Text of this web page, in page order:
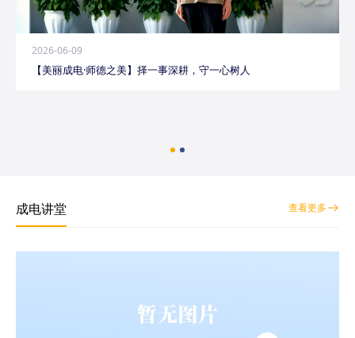
2026-06-09
【美丽成电·师德之美】择一事深耕，守一心树人
成电讲堂 查看更多